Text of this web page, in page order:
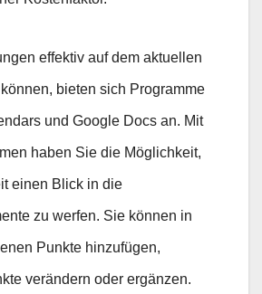
effektiv auf dem aktuellen
bieten sich Programme
und Google Docs an. Mit
haben Sie die Möglichkeit,
einen Blick in die
zu werfen. Sie können in
Punkte hinzufügen,
verändern oder ergänzen.